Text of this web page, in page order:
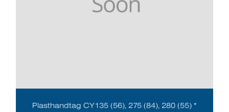
Plasthandtag CY135 (56), 275 (84), 280 (55) *